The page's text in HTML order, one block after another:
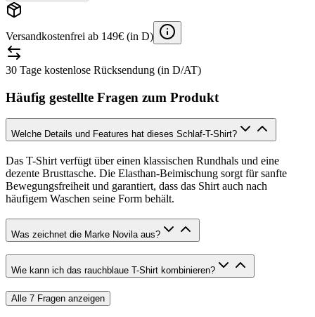
Versandkostenfrei ab 149€ (in D)
30 Tage kostenlose Rücksendung (in D/AT)
Häufig gestellte Fragen zum Produkt
Welche Details und Features hat dieses Schlaf-T-Shirt?
Das T-Shirt verfügt über einen klassischen Rundhals und eine
dezente Brusttasche. Die Elasthan-Beimischung sorgt für sanfte
Bewegungsfreiheit und garantiert, dass das Shirt auch nach
häufigem Waschen seine Form behält.
Was zeichnet die Marke Novila aus?
Wie kann ich das rauchblaue T-Shirt kombinieren?
Alle 7 Fragen anzeigen